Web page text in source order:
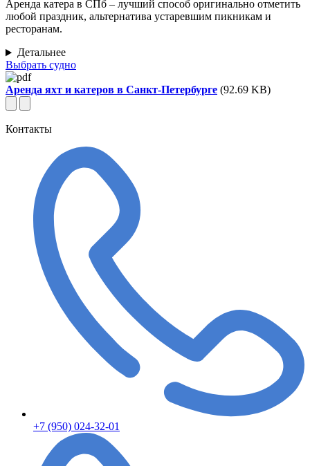
Аренда катера в СПб – лучший способ оригинально отметить
любой праздник, альтернатива устаревшим пикникам и
ресторанам.
Детальнее
Выбрать судно
Аренда яхт и катеров в Санкт-Петербурге (92.69 KB)
Контакты
+7 (950) 024-32-01